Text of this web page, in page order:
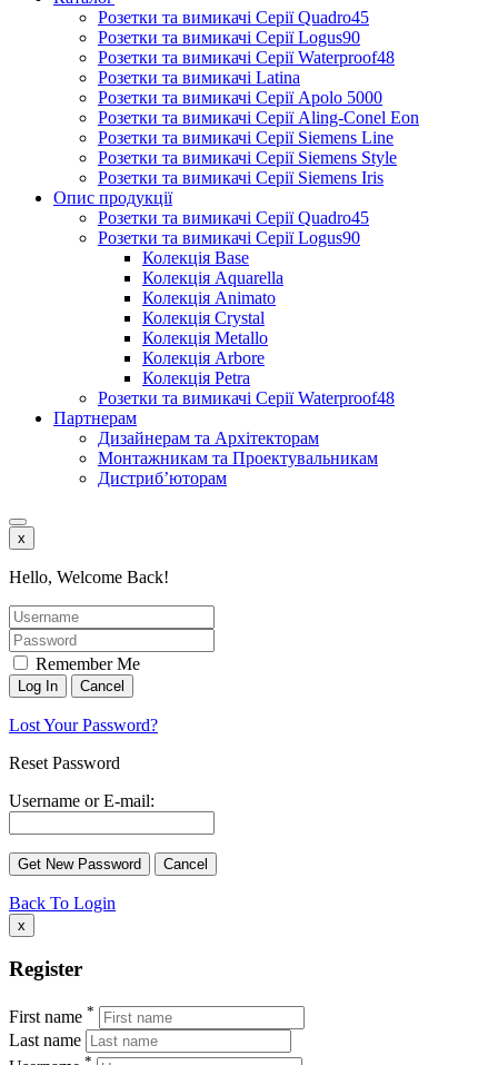
Розетки та вимикачі Серії Quadro45
Розетки та вимикачі Серії Logus90
Розетки та вимикачі Серії Waterproof48
Розетки та вимикачі Latina
Розетки та вимикачі Серії Apolo 5000
Розетки та вимикачі Серії Aling-Conel Eon
Розетки та вимикачі Серії Siemens Line
Розетки та вимикачі Серії Siemens Style
Розетки та вимикачі Серії Siemens Iris
Опис продукції
Розетки та вимикачі Серії Quadro45
Розетки та вимикачі Серії Logus90
Колекція Base
Колекція Aquarella
Колекція Animato
Колекція Crystal
Колекція Metallo
Колекція Arbore
Колекція Petra
Розетки та вимикачі Серії Waterproof48
Партнерам
Дизайнерам та Архітекторам
Монтажникам та Проектувальникам
Дистриб’юторам
x
Hello, Welcome Back!
Remember Me
Lost Your Password?
Reset Password
Username or E-mail:
Back To Login
x
Register
First name *
Last name
*